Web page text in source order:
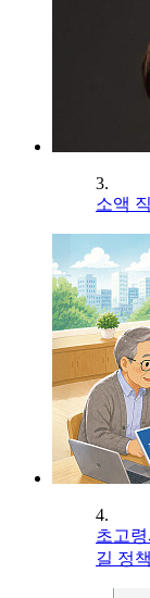
3.
소액
4.
초고
길 정